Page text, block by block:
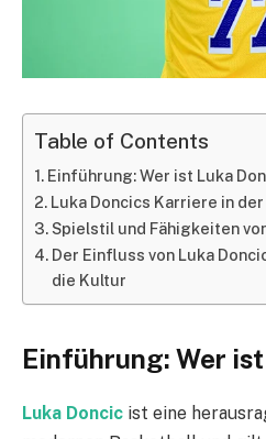
Table of Contents
Einführung: Wer ist Luka
Luka Doncics Karriere in der
Spielstil und Fähigkeiten
Der Einfluss von Luka
die Kultur
Einführung: Wer
Luka Doncic ist eine